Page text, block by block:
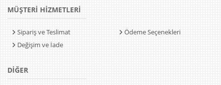
MÜŞTERİ HİZMETLERİ
Sipariş ve Teslimat
Değişim ve İade
Ödeme Seçenekleri
DİĞER